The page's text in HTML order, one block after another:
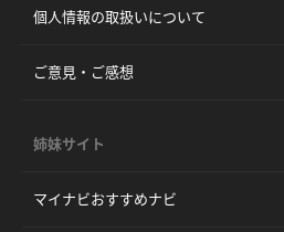
個人情報の取扱いについて
ご意見・ご感想
姉妹サイト
マイナビおすすめナビ